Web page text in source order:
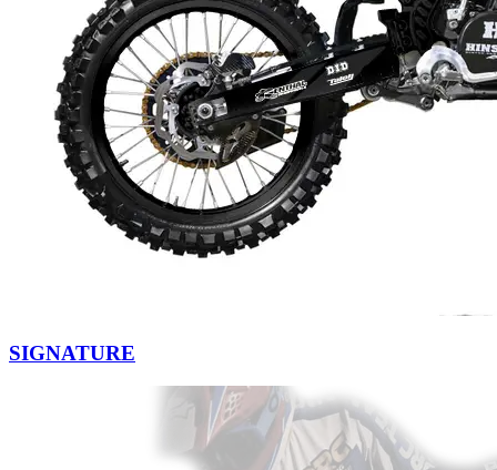
SIGNATURE